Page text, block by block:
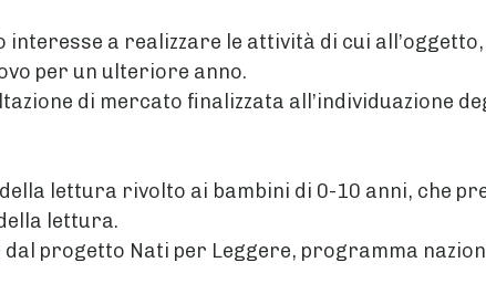
a realizzare le attività di cui
per un ulteriore anno.
di mercato finalizzata all’individuazione
lettura rivolto ai bambini di 0-10 anni, che
lettura.
dal progetto Nati per Leggere, programma